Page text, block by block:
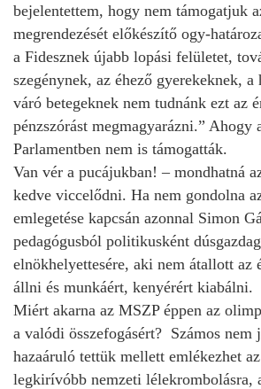
bejelentettem, hogy nem támogatjuk
megrendezését előkészítő ogy-
a Fidesznek újabb lopási felületet,
szegénynek, az éhező gyerekeknek,
váró betegeknek nem tudnánk ezt az
pénzszórást megmagyarázni.” Ahogy
Parlamentben nem is támogatták.
Van vér a pucájukban! – mondhatná
kedve viccelődni. Ha nem gondolna
emlegetése kapcsán azonnal Simon
pedagógusból politikusként
elnökhelyettesére, aki nem átallott az
állni és munkáért, kenyérért kiabálni.
Miért akarna az MSZP éppen az
a valódi összefogásért? Számos nem
hazaáruló tettük mellett emlékezhet
legkirívóbb nemzeti lélekrombolásra,